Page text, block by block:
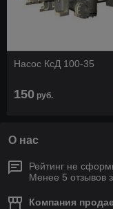
Насос КсД 100-35
150 руб.
О нас
Рейтинг не
Менее 5 отзывов
Компания